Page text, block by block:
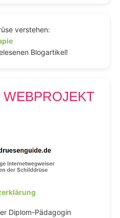
verstehen:
Blogartikel!
Diplom-Pädagogin